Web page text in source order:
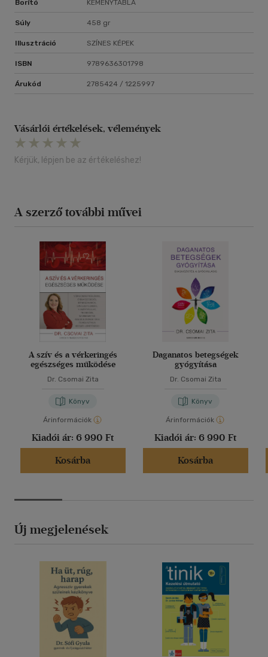
Borító KEMÉNYTÁBLA
Súly 458 gr
Illusztráció SZÍNES KÉPEK
ISBN 9789636301798
Árukód 2785424 / 1225997
Vásárlói értékelések, vélemények
Kérjük, lépjen be az értékeléshez!
A szerző további művei
A szív és a vérkeringés
egészséges működése
Dr. Csomai Zita
Könyv
Árinformációk
Kiadói ár: 6 990 Ft
Kosárba
Daganatos betegségek
gyógyítása
Dr. Csomai Zita
Könyv
Árinformációk
Kiadói ár: 6 990 Ft
Kosárba
Új megjelenések